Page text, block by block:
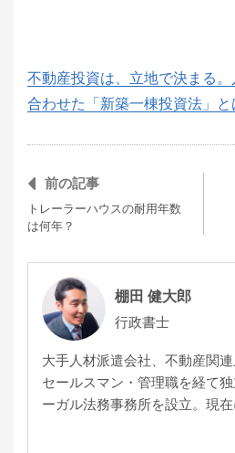
不動産投資は、立地で決まる
合わせた「新築一棟投資法」と
前の記事
トレーラーハウスの耐用年数
は何年？
棚田 健大郎
行政書士
大手人材派遣会社、不動産関
セールスマン・管理職を経て
ーガル法務事務所を設立。現在